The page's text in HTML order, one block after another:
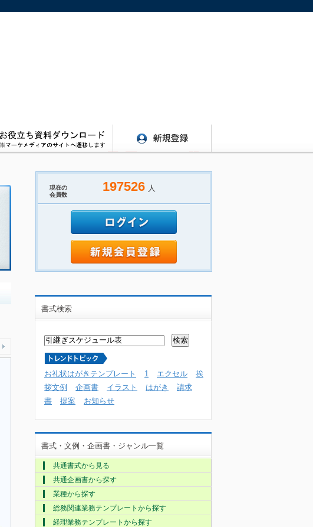
現在の
会員数
197526 人
書式検索
お礼状はがきテンプレート 1 エクセル
挨
拶文例
企画書 イラスト はがき
請求
書
提案 お知らせ
書式・文例・企画書・ジャンル一覧
共通書式から見る
共通企画書から探す
業種から探す
総務関連業務テンプレートから探す
経理業務テンプレートから探す